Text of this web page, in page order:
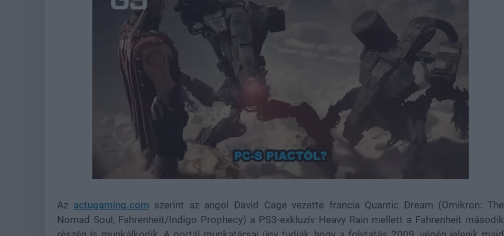
45.41%
Az actugaming.com szerint az angol David Cage vezette francia Quantic Dream (Omikron: The
Nomad Soul, Fahrenheit/Indigo Prophecy) a PS3-exkluzív Heavy Rain mellett a Fahrenheit második